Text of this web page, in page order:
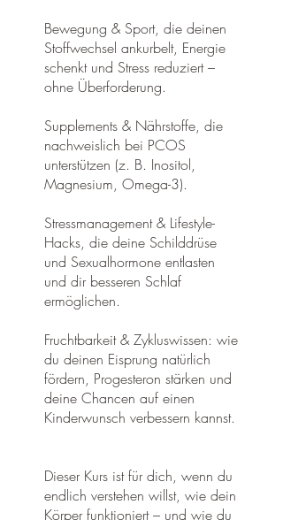
Bewegung & Sport, die deinen
Stoffwechsel ankurbelt, Energie
schenkt und Stress reduziert –
ohne Überforderung.
Supplements & Nährstoffe, die
nachweislich bei PCOS
unterstützen (z. B. Inositol,
Magnesium, Omega-3).
Stressmanagement & Lifestyle-
Hacks, die deine Schilddrüse
und Sexualhormone entlasten
und dir besseren Schlaf
ermöglichen.
Fruchtbarkeit & Zykluswissen: wie
du deinen Eisprung natürlich
fördern, Progesteron stärken und
deine Chancen auf einen
Kinderwunsch verbessern kannst.
Dieser Kurs ist für dich, wenn du
endlich verstehen willst, wie dein
Körper funktioniert – und wie du